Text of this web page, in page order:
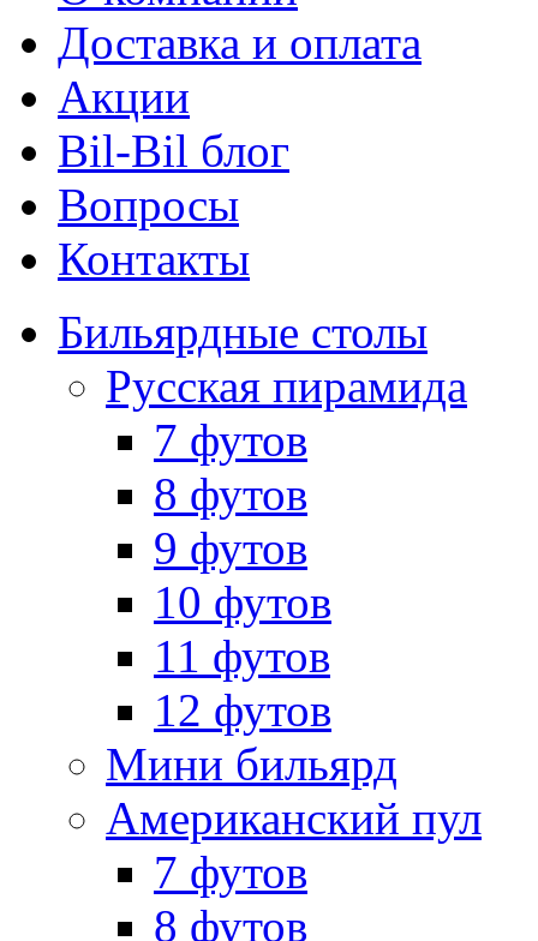
Доставка и оплата
Акции
Bil-Bil блог
Вопросы
Контакты
Бильярдные столы
Русская пирамида
7 футов
8 футов
9 футов
10 футов
11 футов
12 футов
Мини бильярд
Американский пул
7 футов
8 футов